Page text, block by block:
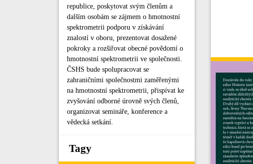
republice, poskytovat svým členům a
dalším osobám se zájmem o hmotnostní
spektrometrii podporu v získávání
znalostí v oboru, prezentovat dosažené
pokroky a rozšiřovat obecné povědomí o
hmotnostní spektrometrii ve společnosti.
ČSHS bude spolupracovat se
zahraničními společnostmi zaměřenými
na hmotnostní spektrometrii, přispívat ke
zvyšování odborné úrovně svých členů,
organizovat semináře, konference a
vědecká setkání.
Tagy